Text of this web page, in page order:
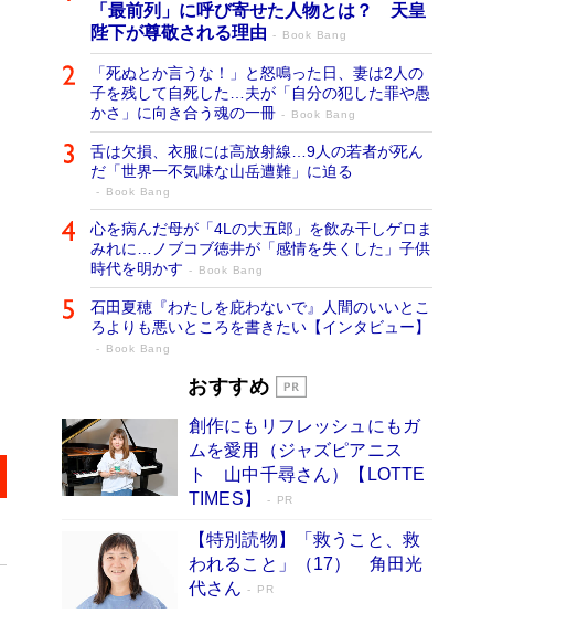
「最前列」に呼び寄せた人物とは？ 天皇
陛下が尊敬される理由
Book Bang
「死ぬとか言うな！」と怒鳴った日、妻は2人の
子を残して自死した…夫が「自分の犯した罪や愚
かさ」に向き合う魂の一冊
Book Bang
舌は欠損、衣服には高放射線…9人の若者が死ん
だ「世界一不気味な山岳遭難」に迫る
Book Bang
心を病んだ母が「4Lの大五郎」を飲み干しゲロま
みれに…ノブコブ徳井が「感情を失くした」子供
時代を明かす
Book Bang
石田夏穂『わたしを庇わないで』人間のいいとこ
ろよりも悪いところを書きたい【インタビュー】
Book Bang
73歳でも働くしかない 「老後レス時代」
「なんで？ そんな馬鹿な……」90歳になった作
家・阿刀田高さんが、ひとり暮らしの生活を明か
す
Book Bang
グに『容疑者Xの献身』『白夜行』など代表作が
並ぶ［文庫ベストセラー］
Book Bang
和田秀樹の70代、80代向け新書がベスト3を独
おすすめ
創作にもリフレッシュにもガ
ムを愛用（ジャズピアニス
ト 山中千尋さん）【LOTTE
TIMES】
PR
【特別読物】「救うこと、救
われること」（17） 角田光
代さん
PR